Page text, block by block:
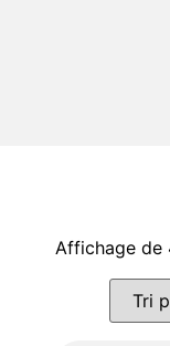
Affichage de